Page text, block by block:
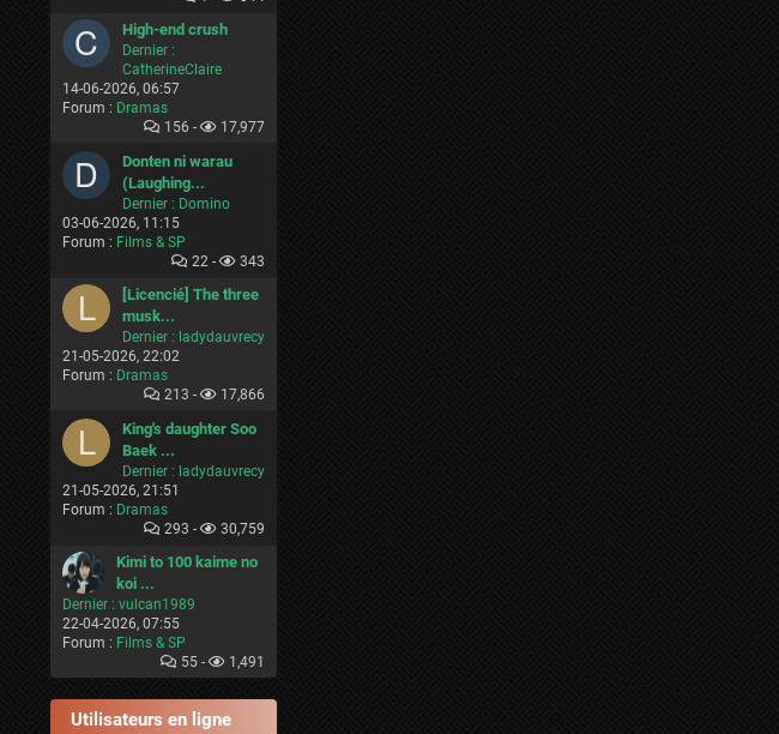
High-end crush
Dernier :
CatherineClaire
14-06-2026, 06:57
Forum : Dramas
156 -
17,977
Donten ni warau
(Laughing...
Dernier : Domino
03-06-2026, 11:15
Forum : Films & SP
22 -
343
[Licencié] The three
musk...
Dernier : ladydauvrecy
21-05-2026, 22:02
Forum : Dramas
213 -
17,866
King's daughter Soo
Baek ...
Dernier : ladydauvrecy
21-05-2026, 21:51
Forum : Dramas
293 -
30,759
Kimi to 100 kaime no
koi ...
Dernier : vulcan1989
22-04-2026, 07:55
Forum : Films & SP
55 -
1,491
Utilisateurs en ligne